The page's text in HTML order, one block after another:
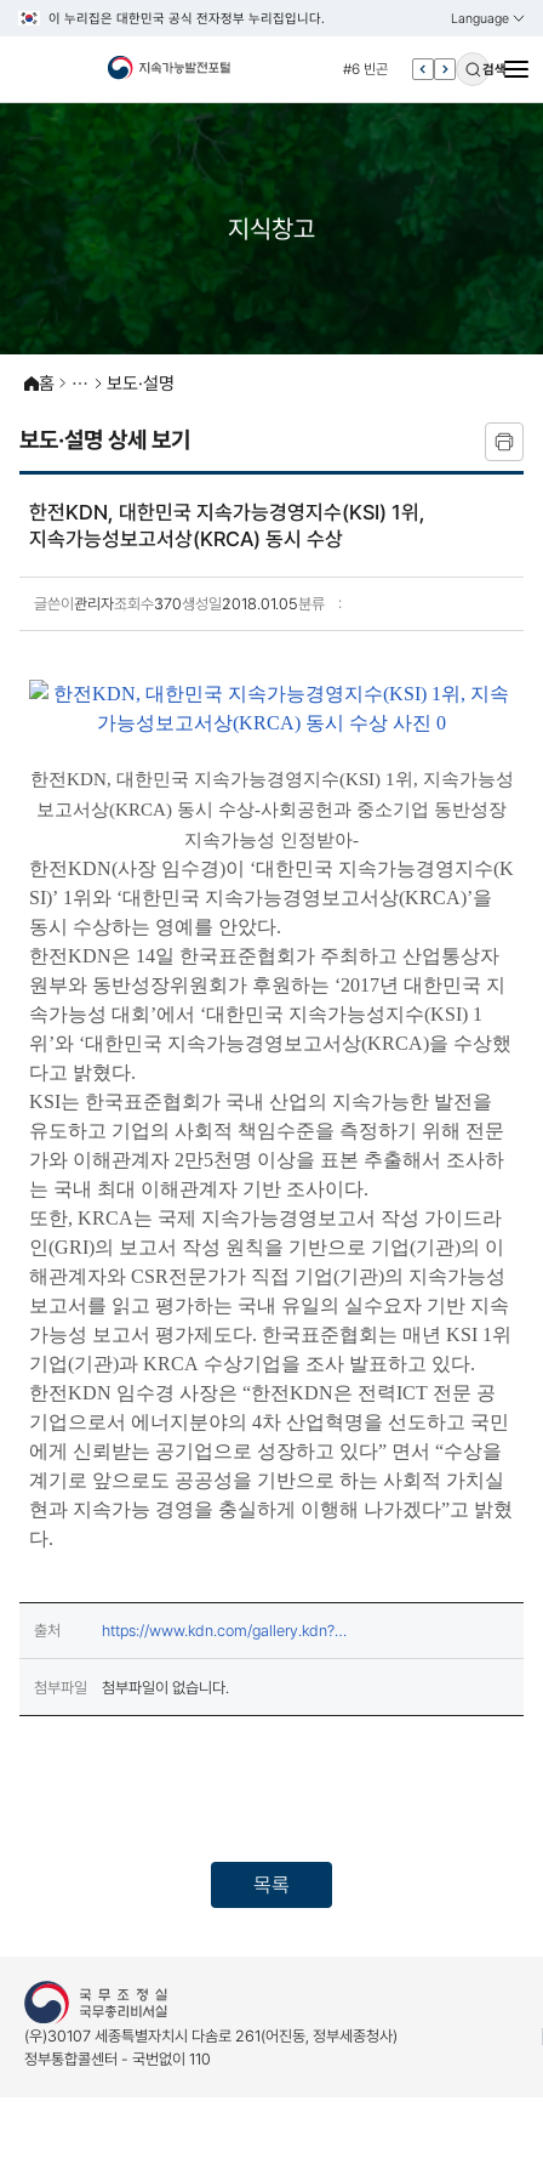
이 누리집은 대한민국 공식 전자정부 누리집입니다. Language
열기
KOREAN
ENGLISH
#6 빈곤
#7 un
#1 경제
#2 환경
#7 un
검색
지식창고
홈 보도·설명
보도·설명 상세 보기
한전KDN, 대한민국 지속가능경영지수(KSI) 1위,
지속가능성보고서상(KRCA) 동시 수상
글쓴이 관리자조회수370생성일2018.01.05분류
한전KDN, 대한민국 지속가능경영지수(KSI) 1위, 지속가능성
보고서상(KRCA) 동시 수상-사회공헌과 중소기업 동반성장
지속가능성 인정받아-
한전KDN(사장 임수경)이 ‘대한민국 지속가능경영지수(K
SI)’ 1위와 ‘대한민국 지속가능경영보고서상(KRCA)’을
동시 수상하는 영예를 안았다.
한전KDN은 14일 한국표준협회가 주최하고 산업통상자
원부와 동반성장위원회가 후원하는 ‘2017년 대한민국 지
속가능성 대회’에서 ‘대한민국 지속가능성지수(KSI) 1
위’와 ‘대한민국 지속가능경영보고서상(KRCA)을 수상했
다고 밝혔다.
KSI는 한국표준협회가 국내 산업의 지속가능한 발전을
유도하고 기업의 사회적 책임수준을 측정하기 위해 전문
가와 이해관계자 2만5천명 이상을 표본 추출해서 조사하
는 국내 최대 이해관계자 기반 조사이다.
또한, KRCA는 국제 지속가능경영보고서 작성 가이드라
인(GRI)의 보고서 작성 원칙을 기반으로 기업(기관)의 이
해관계자와 CSR전문가가 직접 기업(기관)의 지속가능성
보고서를 읽고 평가하는 국내 유일의 실수요자 기반 지속
가능성 보고서 평가제도다. 한국표준협회는 매년 KSI 1위
기업(기관)과 KRCA 수상기업을 조사 발표하고 있다.
한전KDN 임수경 사장은 “한전KDN은 전력ICT 전문 공
기업으로서 에너지분야의 4차 산업혁명을 선도하고 국민
에게 신뢰받는 공기업으로 성장하고 있다” 면서 “수상을
계기로 앞으로도 공공성을 기반으로 하는 사회적 가치실
현과 지속가능 경영을 충실하게 이행해 나가겠다”고 밝혔
다.
출처
https://www.kdn.com/gallery.kdn?
mid=a30100000000&bid=0002&cg_code=C01&act=view
&list_no=15 (새창열림)
첨부파일 첨부파일이 없습니다.
목록
(우)30107 세종특별자치시 다솜로 261(어진동, 정부세종청사)
정부통합콜센터 - 국번없이 110